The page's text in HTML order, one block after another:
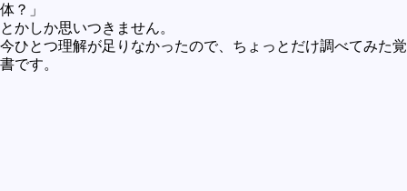
生活
料理とか食べ物
体？」
とかしか思いつきません。
今ひとつ理解が足りなかったので、ちょっとだけ調べてみた覚
書です。